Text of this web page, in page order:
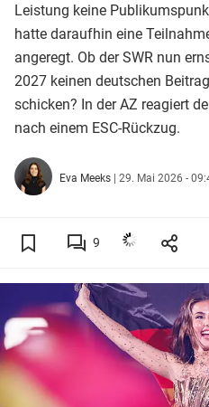
Leistung keine
hatte daraufhin eine
angeregt. Ob der SWR nun
2027 keinen deutschen
schicken? In der AZ reagiert
nach einem ESC-Rückzug.
Eva Meeks | 29. Mai 2026 -
9